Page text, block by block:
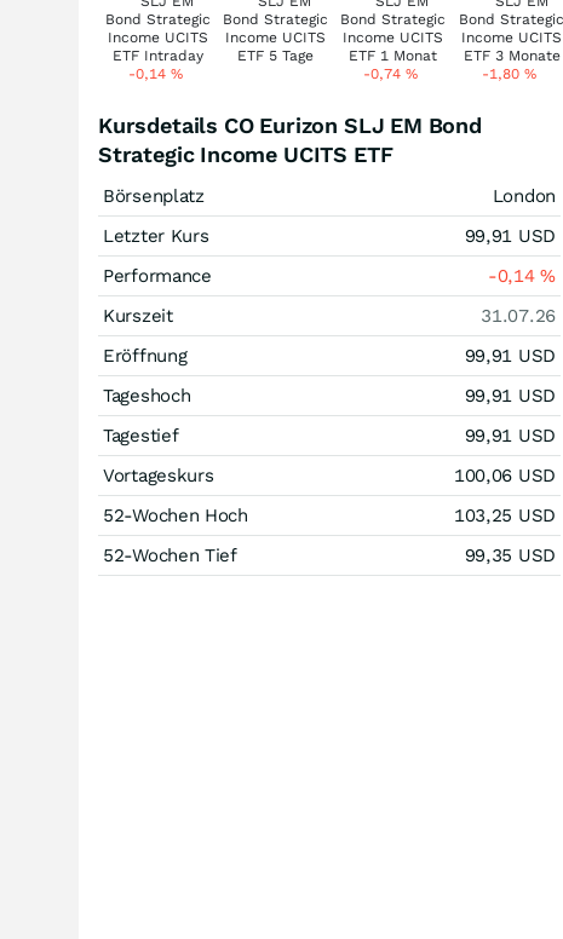
-0,14 % -0,74 % -1,80%
Kursdetails CO Eurizon SLJ EM Bond
Strategic Income UCITS ETF
Börsenplatz
London
Letzter Kurs
99,91 USD
Performance
-0,14%
Kurszeit
31.07.26
Eröffnung
99,91 USD
Tageshoch
99,91 USD
Tagestief
99,91 USD
Vortageskurs
100,06 USD
52-Wochen Hoch
103,25 USD
52-Wochen Tief
99,35 USD